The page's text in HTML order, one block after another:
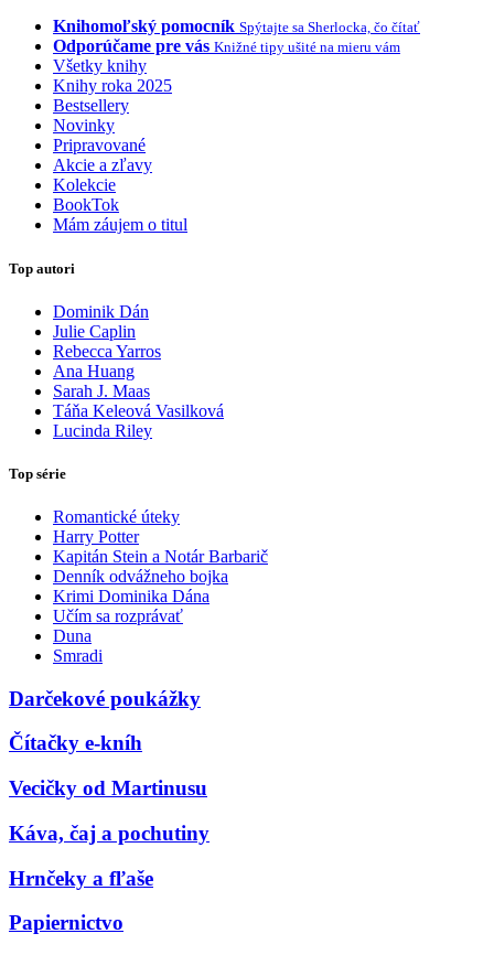
Knihomoľský pomocník Spýtajte sa Sherlocka, čo čítať
Odporúčame pre vás Knižné tipy ušité na mieru vám
Všetky knihy
Knihy roka 2025
Bestsellery
Novinky
Pripravované
Akcie a zľavy
Kolekcie
BookTok
Mám záujem o titul
Top autori
Dominik Dán
Julie Caplin
Rebecca Yarros
Ana Huang
Sarah J. Maas
Táňa Keleová Vasilková
Lucinda Riley
Top série
Romantické úteky
Harry Potter
Kapitán Stein a Notár Barbarič
Denník odvážneho bojka
Krimi Dominika Dána
Učím sa rozprávať
Duna
Smradi
Darčekové poukážky
Čítačky e-kníh
Vecičky od Martinusu
Káva, čaj a pochutiny
Hrnčeky a fľaše
Papiernictvo